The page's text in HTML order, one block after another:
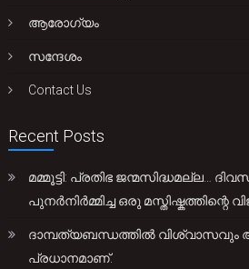
ആരോഗ്യം
സന്ദേശം
Contact Us
Recent Posts
മമ്മൂട്ടി: പ്രതിഭ ജന്മസിദ്ധമല്ല…
പുനർനിർമ്മിച്ച ഒരു മസ്തിഷ്കത്തിന്റെ
ദാമ്പത്യബന്ധത്തിൽ വിശ്വാസവും
പ്രധാനമാണ്.